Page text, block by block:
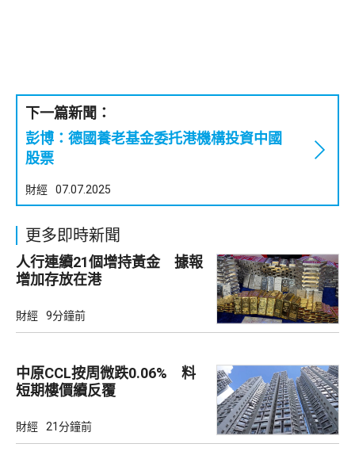
下一篇新聞：
彭博：德國養老基金委托港機構投資中國
股票
財經 07.07.2025
更多即時新聞
人行連續21個增持黃金 據報
增加存放在港
財經 9分鐘前
中原CCL按周微跌0.06% 料
短期樓價續反覆
財經 21分鐘前